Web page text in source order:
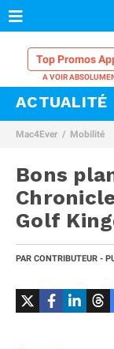
Top Promos
VPN Mac
ACTUALITÉ
Mac4Ever Mobilité
Bons
Golf
PAR CONTRIBUTEUR -